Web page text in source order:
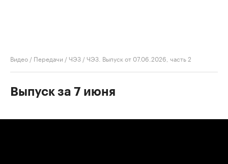
Видео / Передачи /ЧЭЗ /ЧЭЗ. Выпуск от 07.06.2026, часть 2
Выпуск за 7 июня